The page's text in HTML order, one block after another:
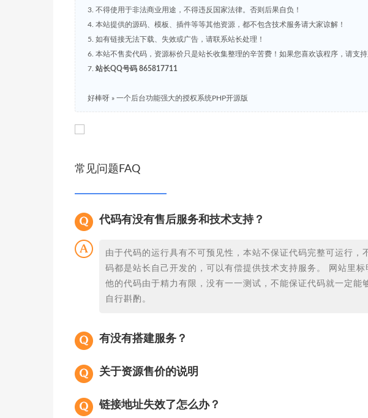
3. 不得使用于非法商业用途，不得违反国家法律。否则后果自负！
4. 本站提供的源码、模板、插件等等其他资源，都不包含技术服务请大家谅解！
5. 如有链接无法下载、失效或广告，请联系站长处理！
6. 本站不售卖代码，资源标价只是站长收集整理的辛苦费！如果您喜欢该程序，请支
7. 站长QQ号码 865817711
好棒呀 » 一个后台功能强大的授权系统PHP开源版
常见问题FAQ
代码有没有售后服务和技术支持？
由于代码的运行具有不可预见性，本站不保证代码完整可运行，
码都是站长自己开发的，可以有偿提供技术支持服务。 网站里
他的代码由于精力有限，没有一一测试，不能保证代码就一定能
自行斟酌。
有没有搭建服务？
关于资源售价的说明
链接地址失效了怎么办？